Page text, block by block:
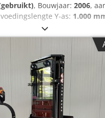
, Bouwjaar: 2006,
Y-as: 1.000
Imsa - MF 1200 BBL
1200 BBL Besturing:
boorcapaciteit Ø staal: 5
1650mm Verplaatsing Y -
as: 500mm Tafel afmeting
x 1500mm Spindel pinole
Range: 4200Rpm Lengte:
Hoogte: 3400mm Gewicht: